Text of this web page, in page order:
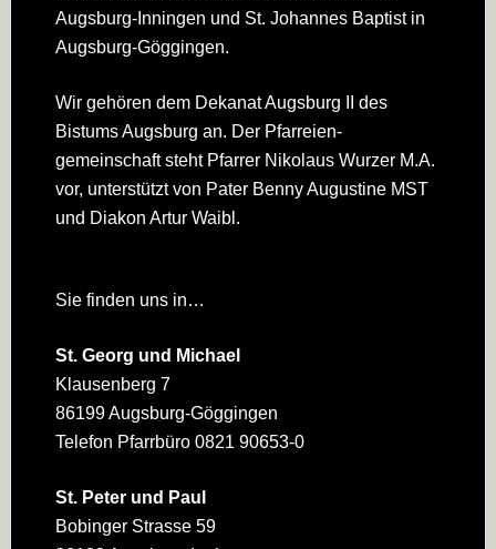
Augsburg-Inningen und St. Johannes Baptist in
Augsburg-Göggingen.
Wir gehören dem Dekanat Augsburg II des
Bistums Augsburg an. Der Pfarreien­
gemeinschaft steht Pfarrer Nikolaus Wurzer M.A.
vor, unterstützt von Pater Benny Augustine MST
und Diakon Artur Waibl.
Sie finden uns in…
St. Georg und Michael
Klausenberg 7
86199 Augsburg-Göggingen
Telefon Pfarrbüro 0821 90653-0
St. Peter und Paul
Bobinger Strasse 59